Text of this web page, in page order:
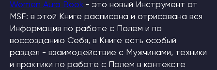
Women Aura Book - это новый Инструмент от
MSF: в этой Книге расписана и отрисована вся
Информация по работе с Полем и по
воссозданию Себя, в Книге есть особый
раздел - взаимодействие с Мужчинами, техники
и практики по работе с Полем в контексте